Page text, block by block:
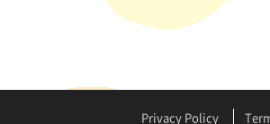
Privacy Policy